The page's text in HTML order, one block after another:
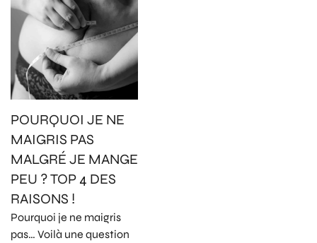
POURQUOI JE NE
MAIGRIS PAS
MALGRÉ JE MANGE
PEU ? TOP 4 DES
RAISONS !
Pourquoi je ne maigris
pas… Voilà une question